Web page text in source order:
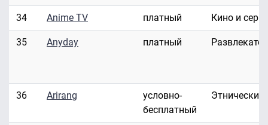
34 Anime TV платный Кино и
35 Anyday платный
36 Arirang
условно-
бесплатный
Этнические